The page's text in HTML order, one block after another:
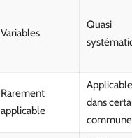
Variables
Quasi
Rarement
applicable
Applicable
dans